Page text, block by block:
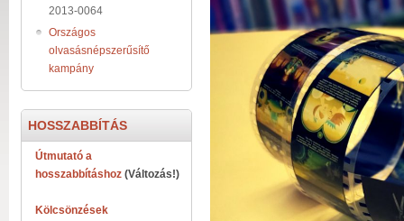
2013-0064
Országos
olvasásnépszerűsítő
kampány
HOSSZABBÍTÁS
Útmutató a
hosszabbításhoz (Változás!)
Kölcsönzések